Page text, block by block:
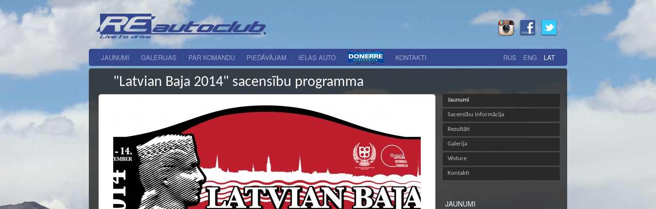
JAUNUMI GALERIJAS PAR KOMANDU PIEDĀVĀJAM IELAS AUTO KONTAKTI RUS ENG LAT
Jaunumi
Sacensību informācija
Rezultāti
Galerija
Vēsture
Kontakti
JAUNUMI
"Latvian Baja 2014" sacensību programma